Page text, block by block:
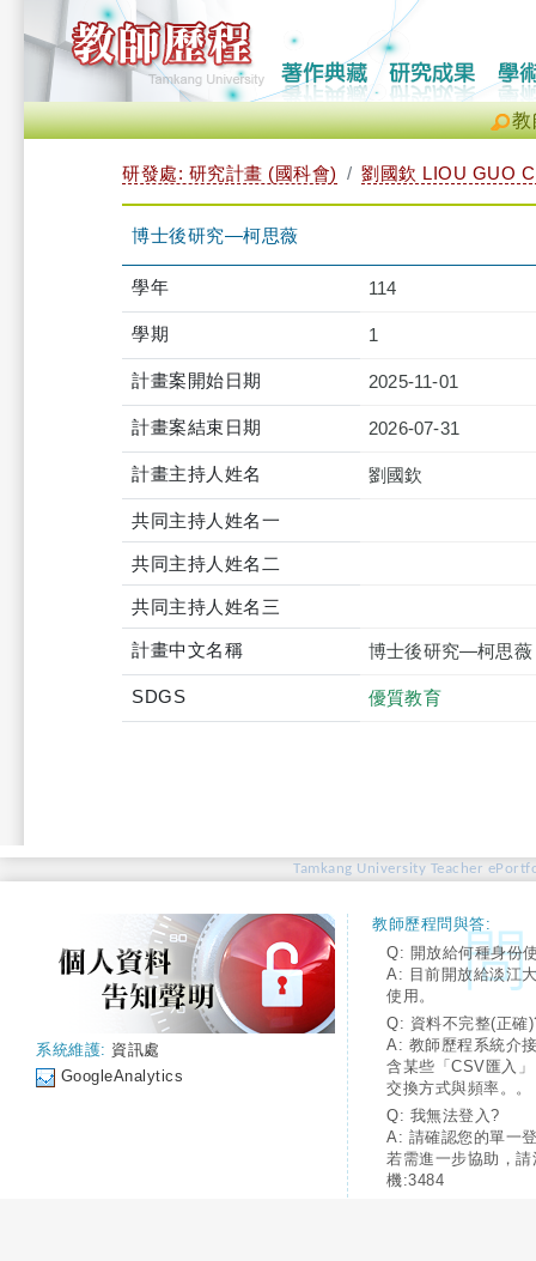
教
研發處: 研究計畫 (國科會) 劉國欽 LIOU GUO
博士後研究—柯思薇
學年 114
學期 1
計畫案開始日期 2025-11-01
計畫案結束日期 2026-07-31
計畫主持人姓名 劉國欽
共同主持人姓名一
共同主持人姓名二
共同主持人姓名三
計畫中文名稱 博士後研究—柯思薇
SDGS 優質教育
Tamkang University Teacher
系統維護: 資訊處
GoogleAnalytics
教師歷程問與答:
Q: 開放給何種身份
A: 目前開放給淡江
使用。
Q: 資料不完整(正確
A: 教師歷程系統介
含某些「CSV匯入
交換方式與頻率。。
Q: 我無法登入?
A: 請確認您的單一
若需進一步協助，
機:3484